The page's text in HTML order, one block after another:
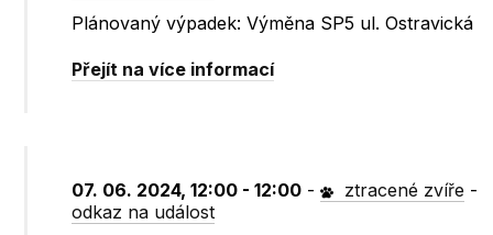
Plánovaný výpadek: Výměna SP5 ul. Ostravická
Přejít na více informací
07. 06. 2024, 12:00 - 12:00 - ztracené zvíře -
odkaz na událost